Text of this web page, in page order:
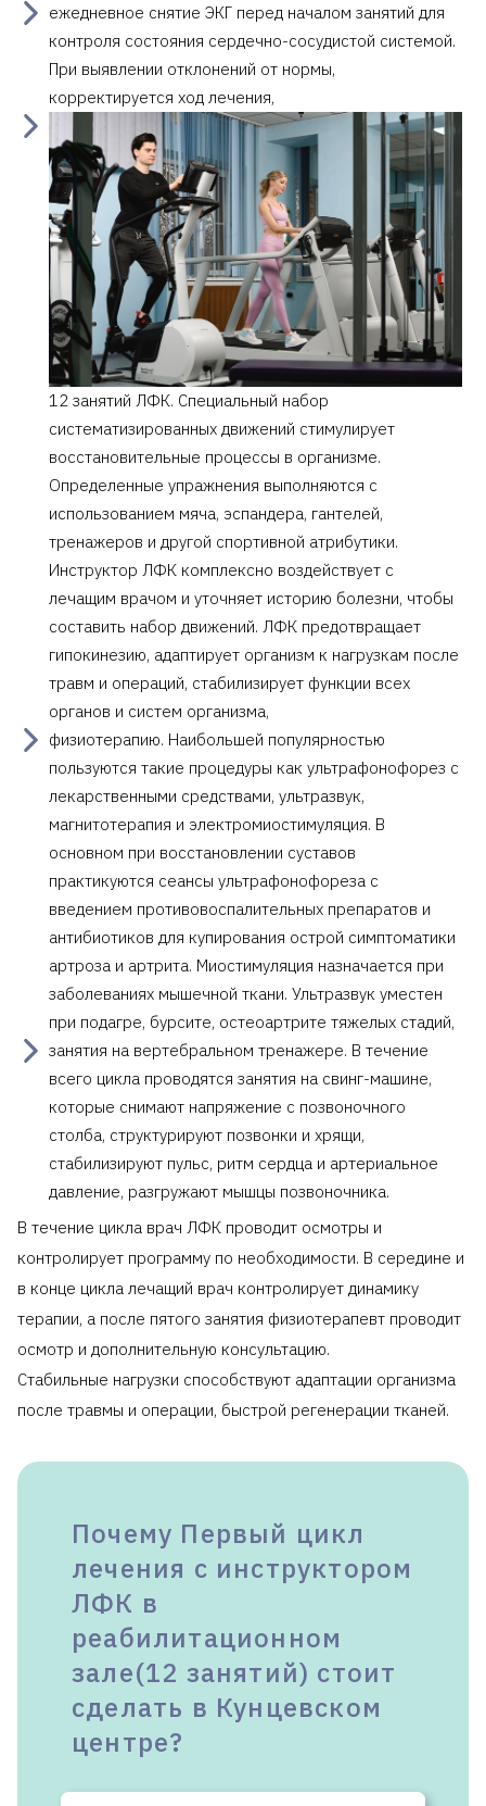
ежедневное снятие ЭКГ перед началом занятий для
контроля состояния сердечно-сосудистой системой.
При выявлении отклонений от нормы,
корректируется ход лечения,
12 занятий ЛФК. Специальный набор
систематизированных движений стимулирует
восстановительные процессы в организме.
Определенные упражнения выполняются с
использованием мяча, эспандера, гантелей,
тренажеров и другой спортивной атрибутики.
Инструктор ЛФК комплексно воздействует с
лечащим врачом и уточняет историю болезни, чтобы
составить набор движений. ЛФК предотвращает
гипокинезию, адаптирует организм к нагрузкам после
травм и операций, стабилизирует функции всех
органов и систем организма,
физиотерапию. Наибольшей популярностью
пользуются такие процедуры как ультрафонофорез с
лекарственными средствами, ультразвук,
магнитотерапия и электромиостимуляция. В
основном при восстановлении суставов
практикуются сеансы ультрафонофореза с
введением противовоспалительных препаратов и
антибиотиков для купирования острой симптоматики
артроза и артрита. Миостимуляция назначается при
заболеваниях мышечной ткани. Ультразвук уместен
при подагре, бурсите, остеоартрите тяжелых стадий,
занятия на вертебральном тренажере. В течение
всего цикла проводятся занятия на свинг-машине,
которые снимают напряжение с позвоночного
столба, структурируют позвонки и хрящи,
стабилизируют пульс, ритм сердца и артериальное
давление, разгружают мышцы позвоночника.
В течение цикла врач ЛФК проводит осмотры и
контролирует программу по необходимости. В середине и
в конце цикла лечащий врач контролирует динамику
терапии, а после пятого занятия физиотерапевт проводит
осмотр и дополнительную консультацию.
Стабильные нагрузки способствуют адаптации организма
после травмы и операции, быстрой регенерации тканей.
Почему Первый цикл
лечения с инструктором
ЛФК в
реабилитационном
зале(12 занятий) стоит
сделать в Кунцевском
центре?